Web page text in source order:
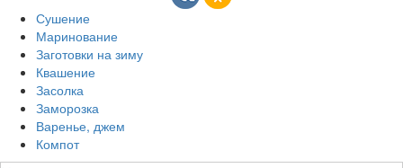
Сушение
Маринование
Заготовки на зиму
Квашение
Засолка
Заморозка
Варенье, джем
Компот